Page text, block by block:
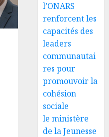
l’ONARS
renforcent les
capacités des
leaders
communautai
res pour
promouvoir la
cohésion
sociale
le ministère
de la Jeunesse